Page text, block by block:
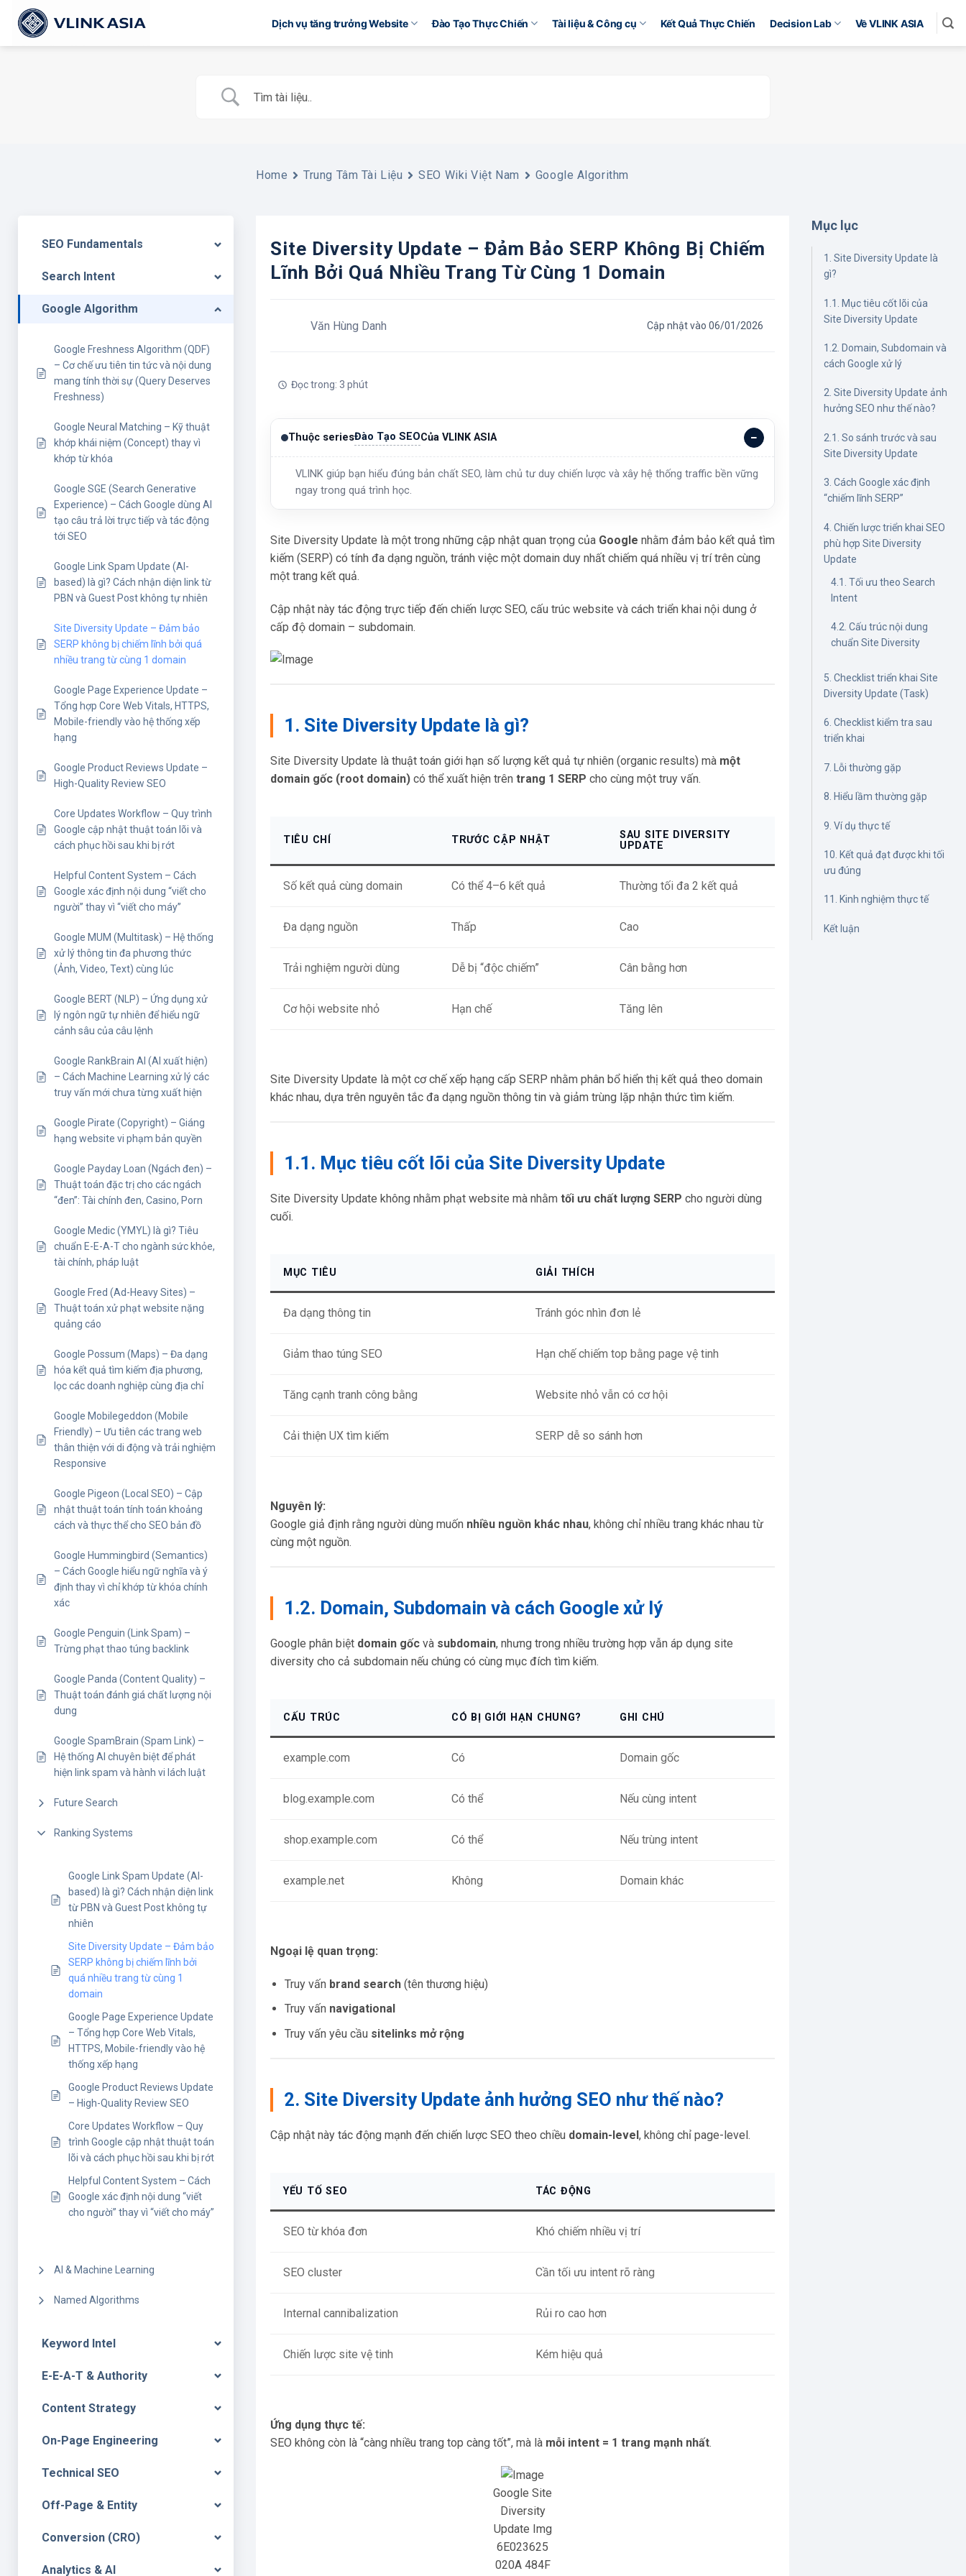
qua
nội
Dịch vụ tăng trưởng Website Đào Tạo Thực Chiến Tài liệu & Công cụ Kết Quả Thực Chiến Decision Lab Về VLINK ASIA
SEO Fundamentals
Search Intent
Google Algorithm
Google Freshness Algorithm (QDF)
– Cơ chế ưu tiên tin tức và nội dung
mang tính thời sự (Query Deserves
Freshness)
Google Neural Matching – Kỹ thuật
khớp khái niệm (Concept) thay vì
khớp từ khóa
Google SGE (Search Generative
Experience) – Cách Google dùng AI
tạo câu trả lời trực tiếp và tác động
tới SEO
Google Link Spam Update (AI-
based) là gì? Cách nhận diện link từ
PBN và Guest Post không tự nhiên
Site Diversity Update – Đảm bảo
SERP không bị chiếm lĩnh bởi quá
nhiều trang từ cùng 1 domain
Google Page Experience Update –
Tổng hợp Core Web Vitals, HTTPS,
Mobile-friendly vào hệ thống xếp
hạng
Google Product Reviews Update –
High-Quality Review SEO
Core Updates Workflow – Quy trình
Google cập nhật thuật toán lõi và
cách phục hồi sau khi bị rớt
Helpful Content System – Cách
Google xác định nội dung “viết cho
người” thay vì “viết cho máy”
Google MUM (Multitask) – Hệ thống
xử lý thông tin đa phương thức
(Ảnh, Video, Text) cùng lúc
Google BERT (NLP) – Ứng dụng xử
lý ngôn ngữ tự nhiên để hiểu ngữ
cảnh sâu của câu lệnh
Google RankBrain AI (AI xuất hiện)
– Cách Machine Learning xử lý các
truy vấn mới chưa từng xuất hiện
Google Pirate (Copyright) – Giáng
hạng website vi phạm bản quyền
Google Payday Loan (Ngách đen) –
Thuật toán đặc trị cho các ngách
“đen”: Tài chính đen, Casino, Porn
Google Medic (YMYL) là gì? Tiêu
chuẩn E-E-A-T cho ngành sức khỏe,
tài chính, pháp luật
Google Fred (Ad-Heavy Sites) –
Thuật toán xử phạt website nặng
quảng cáo
Google Possum (Maps) – Đa dạng
hóa kết quả tìm kiếm địa phương,
lọc các doanh nghiệp cùng địa chỉ
Google Mobilegeddon (Mobile
Friendly) – Ưu tiên các trang web
thân thiện với di động và trải nghiệm
Responsive
Google Pigeon (Local SEO) – Cập
nhật thuật toán tính toán khoảng
cách và thực thể cho SEO bản đồ
Google Hummingbird (Semantics)
– Cách Google hiểu ngữ nghĩa và ý
định thay vì chỉ khớp từ khóa chính
xác
Google Penguin (Link Spam) –
Trừng phạt thao túng backlink
Google Panda (Content Quality) –
Thuật toán đánh giá chất lượng nội
dung
Google SpamBrain (Spam Link) –
Hệ thống AI chuyên biệt để phát
hiện link spam và hành vi lách luật
Future Search
Ranking Systems
Google Link Spam Update (AI-
based) là gì? Cách nhận diện link
từ PBN và Guest Post không tự
nhiên
Site Diversity Update – Đảm bảo
SERP không bị chiếm lĩnh bởi
quá nhiều trang từ cùng 1
domain
Google Page Experience Update
– Tổng hợp Core Web Vitals,
HTTPS, Mobile-friendly vào hệ
thống xếp hạng
Google Product Reviews Update
– High-Quality Review SEO
Core Updates Workflow – Quy
trình Google cập nhật thuật toán
lõi và cách phục hồi sau khi bị rớt
Helpful Content System – Cách
Google xác định nội dung “viết
cho người” thay vì “viết cho máy”
AI & Machine Learning
Named Algorithms
Keyword Intel
E-E-A-T & Authority
Content Strategy
On-Page Engineering
Technical SEO
Off-Page & Entity
Conversion (CRO)
Analytics & AI
Home Trung Tâm Tài Liệu SEO Wiki Việt Nam Google Algorithm
Site Diversity Update – Đảm Bảo SERP Không Bị Chiếm
Lĩnh Bởi Quá Nhiều Trang Từ Cùng 1 Domain
Văn Hùng Danh Cập nhật vào 06/01/2026
Đọc trong: 3 phút
Thuộc seriesĐào Tạo SEOCủa VLINK ASIA
VLINK giúp bạn hiểu đúng bản chất SEO, làm chủ tư duy chiến lược và xây hệ thống traffic bền vững
ngay trong quá trình học.
Site Diversity Update là một trong những cập nhật quan trọng của Google nhằm đảm bảo kết quả tìm
kiếm (SERP) có tính đa dạng nguồn, tránh việc một domain duy nhất chiếm quá nhiều vị trí trên cùng
một trang kết quả.
Cập nhật này tác động trực tiếp đến chiến lược SEO, cấu trúc website và cách triển khai nội dung ở
cấp độ domain – subdomain.
1. Site Diversity Update là gì?
Site Diversity Update là thuật toán giới hạn số lượng kết quả tự nhiên (organic results) mà một
domain gốc (root domain)có thể xuất hiện trên trang 1 SERP cho cùng một truy vấn.
TIÊU CHÍ TRƯỚC CẬP NHẬT
SAU SITE DIVERSITY
UPDATE
Số kết quả cùng domain Có thể 4–6 kết quả Thường tối đa 2 kết quả
Đa dạng nguồn Thấp Cao
Trải nghiệm người dùng Dễ bị “độc chiếm” Cân bằng hơn
Cơ hội website nhỏ Hạn chế Tăng lên
Site Diversity Update là một cơ chế xếp hạng cấp SERP nhằm phân bổ hiển thị kết quả theo domain
khác nhau, dựa trên nguyên tắc đa dạng nguồn thông tin và giảm trùng lặp nhận thức tìm kiếm.
1.1. Mục tiêu cốt lõi của Site Diversity Update
Site Diversity Update không nhằm phạt website mà nhằm tối ưu chất lượng SERP cho người dùng
cuối.
MỤC TIÊU GIẢI THÍCH
Đa dạng thông tin Tránh góc nhìn đơn lẻ
Giảm thao túng SEO Hạn chế chiếm top bằng page vệ tinh
Tăng cạnh tranh công bằng Website nhỏ vẫn có cơ hội
Cải thiện UX tìm kiếm SERP dễ so sánh hơn
Nguyên lý:
Google giả định rằng người dùng muốn nhiều nguồn khác nhau, không chỉ nhiều trang khác nhau từ
cùng một nguồn.
1.2. Domain, Subdomain và cách Google xử lý
Google phân biệt domain gốcvà subdomain, nhưng trong nhiều trường hợp vẫn áp dụng site
diversity cho cả subdomain nếu chúng có cùng mục đích tìm kiếm.
CẤU TRÚC CÓ BỊ GIỚI HẠN CHUNG? GHI CHÚ
example.com Có Domain gốc
blog.example.com Có thể Nếu cùng intent
shop.example.com Có thể Nếu trùng intent
example.net Không Domain khác
Ngoại lệ quan trọng:
Truy vấn brand search(tên thương hiệu)
Truy vấn navigational
Truy vấn yêu cầu sitelinks mở rộng
2. Site Diversity Update ảnh hưởng SEO như thế nào?
Cập nhật này tác động mạnh đến chiến lược SEO theo chiều domain-level, không chỉ page-level.
YẾU TỐ SEO TÁC ĐỘNG
SEO từ khóa đơn Khó chiếm nhiều vị trí
SEO cluster Cần tối ưu intent rõ ràng
Internal cannibalization Rủi ro cao hơn
Chiến lược site vệ tinh Kém hiệu quả
Ứng dụng thực tế:
SEO không còn là “càng nhiều trang top càng tốt”, mà là mỗi intent = 1 trang mạnh nhất.
Google Site
Diversity
Update Img
6E023625
020A 484F
Mục lục
1. Site Diversity Update là
gì?
1.1. Mục tiêu cốt lõi của
Site Diversity Update
1.2. Domain, Subdomain và
cách Google xử lý
2. Site Diversity Update ảnh
hưởng SEO như thế nào?
2.1. So sánh trước và sau
Site Diversity Update
3. Cách Google xác định
“chiếm lĩnh SERP”
4. Chiến lược triển khai SEO
phù hợp Site Diversity
Update
4.1. Tối ưu theo Search
Intent
4.2. Cấu trúc nội dung
chuẩn Site Diversity
5. Checklist triển khai Site
Diversity Update (Task)
6. Checklist kiểm tra sau
triển khai
7. Lỗi thường gặp
8. Hiểu lầm thường gặp
9. Ví dụ thực tế
10. Kết quả đạt được khi tối
ưu đúng
11. Kinh nghiệm thực tế
Kết luận